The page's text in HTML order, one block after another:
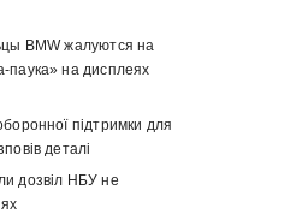
BMW жалуются на
паука» на дисплеях
підтримки для
деталі
дозвіл НБУ не